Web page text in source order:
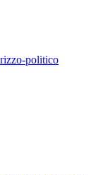
politico